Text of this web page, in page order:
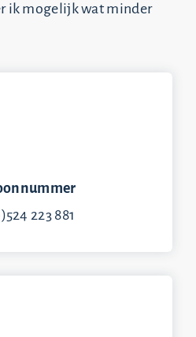
ik mogelijk wat minder
223 881